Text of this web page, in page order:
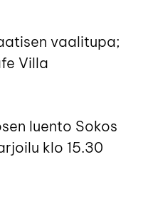
vaalitupa;
Villa
luento Sokos
klo 15.30